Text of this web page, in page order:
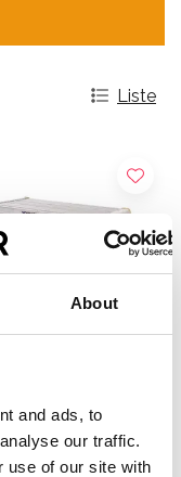
About
and ads, to
our traffic.
use of our site with
Liste
Odd Job